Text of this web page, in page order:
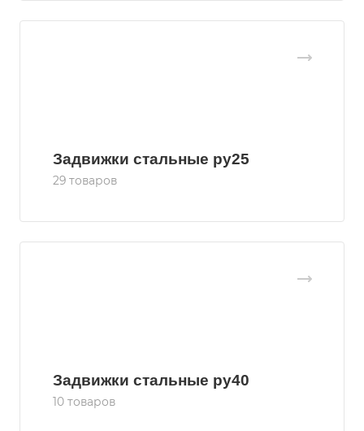
Задвижки стальные ру25
29 товаров
Задвижки стальные ру40
10 товаров